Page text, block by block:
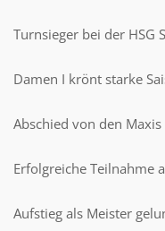
Turnsieger bei der HSG
Damen I krönt starke
Abschied von den Maxis
Erfolgreiche Teilnahme
Aufstieg als Meister